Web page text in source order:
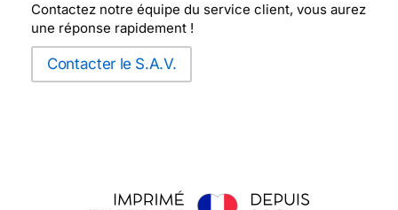
Contactez notre équipe du service client, vous aurez
une réponse rapidement !
Contacter le S.A.V.